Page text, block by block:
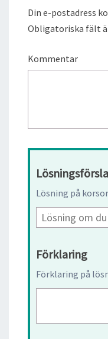
Din e-postadress
Obligatoriska fält
Kommentar
Lösning på
Förklaring
Förklaring på